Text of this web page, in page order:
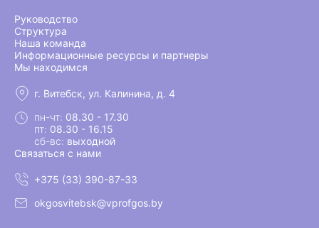
Руководство
Структура
Наша команда
Информационные ресурсы и партнеры
Мы находимся
г. Витебск, ул. Калинина, д. 4
пн-чт: 08.30 - 17.30
пт: 08.30 - 16.15
сб-вс: выходной
Связаться с нами
+375 (33) 390-87-33
okgosvitebsk@vprofgos.by